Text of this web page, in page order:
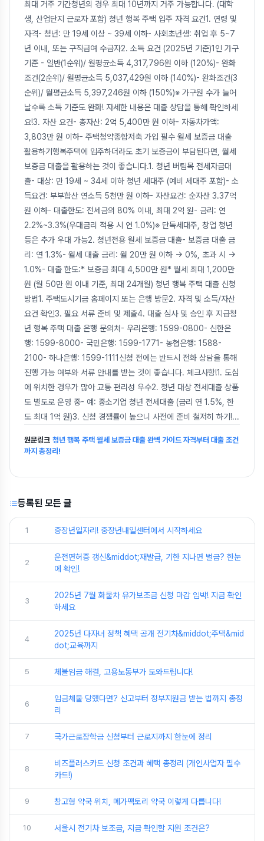
최대 거주 기간청년의 경우 최대 10년까지 거주 가능합니다. (대학
생, 산업단지 근로자 포함) 청년 행복 주택 입주 자격 요건1. 연령 및
자격- 청년: 만 19세 이상 ~ 39세 이하- 사회초년생: 취업 후 5~7
년 이내, 또는 구직급여 수급자2. 소득 요건 (2025년 기준)1인 가구
기준 - 일반(1순위)/ 월평균소득 4,317,796원 이하 (120%)- 완화
조건(2순위)/ 월평균소득 5,037,429원 이하 (140%)- 완화조건(3
순위)/ 월평균소득 5,397,246원 이하 (150%)※ 가구원 수가 늘어
날수록 소득 기준도 완화! 자세한 내용은 대출 상담을 통해 확인하세
요!3. 자산 요건- 총자산: 2억 5,400만 원 이하- 자동차가액:
3,803만 원 이하- 주택청약종합저축 가입 필수 월세 보증금 대출
활용하기행복주택에 입주하더라도 초기 보증금이 부담된다면, 월세
보증금 대출을 활용하는 것이 좋습니다.1. 청년 버팀목 전세자금대
출- 대상: 만 19세 ~ 34세 이하 청년 세대주 (예비 세대주 포함)- 소
득요건: 부부합산 연소득 5천만 원 이하- 자산요건: 순자산 3.37억
원 이하- 대출한도: 전세금의 80% 이내, 최대 2억 원- 금리: 연
2.2%~3.3%(우대금리 적용 시 연 1.0%)※ 단독세대주, 창업 청년
등은 추가 우대 가능2. 청년전용 월세 보증금 대출- 보증금 대출 금
리: 연 1.3%- 월세 대출 금리: 월 20만 원 이하 → 0%, 초과 시 →
1.0%- 대출 한도:* 보증금 최대 4,500만 원* 월세 최대 1,200만
원 (월 50만 원 이내 기준, 최대 24개월) 청년 행복 주택 대출 신청
방법1. 주택도시기금 홈페이지 또는 은행 방문2. 자격 및 소득/자산
요건 확인3. 필요 서류 준비 및 제출4. 대출 심사 및 승인 후 지급청
년 행복 주택 대출 은행 문의처- 우리은행: 1599-0800- 신한은
행: 1599-8000- 국민은행: 1599-1771- 농협은행: 1588-
2100- 하나은행: 1599-1111신청 전에는 반드시 전화 상담을 통해
진행 가능 여부와 서류 안내를 받는 것이 좋습니다. 체크사항!1. 도심
에 위치한 경우가 많아 교통 편리성 우수2. 청년 대상 전세대출 상품
도 별도로 운영 중- 예: 중소기업 청년 전세대출 (금리 연 1.5%, 한
도 최대 1억 원)3. 신청 경쟁률이 높으니 사전에 준비 철저히 하기!...
원문링크 청년 행복 주택 월세 보증금 대출 완벽 가이드 자격부터 대출 조건
까지 총정리!
등록된 모든 글
1 중장년일자리! 중장년내일센터에서 시작하세요
2
운전면허증 갱신&middot;재발급, 기한 지나면 벌금? 한눈
에 확인!
3
2025년 7월 화물차 유가보조금 신청 마감 임박! 지금 확인
하세요
4
2025년 다자녀 정책 혜택 공개 전기차&middot;주택&mid
dot;교육까지
5 체불임금 해결, 고용노동부가 도와드립니다!
6
임금체불 당했다면? 신고부터 정부지원금 받는 법까지 총정
리
7 국가근로장학금 신청부터 근로지까지 한눈에 정리
8
비즈플러스카드 신청 조건과 혜택 총정리 (개인사업자 필수
카드!)
9 창고형 약국 위치, 메가팩토리 약국 이렇게 다릅니다!
10 서울시 전기차 보조금, 지금 확인할 지원 조건은?